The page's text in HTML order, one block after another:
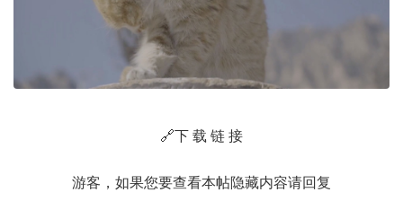
🔗下 载 链 接
游客，如果您要查看本帖隐藏内容请回复